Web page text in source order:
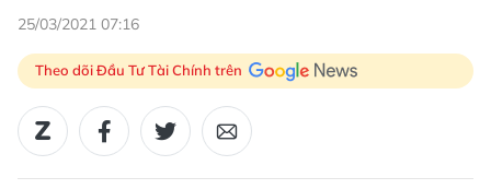
25/03/2021 07:16
Theo dõi Đầu Tư Tài Chính trên